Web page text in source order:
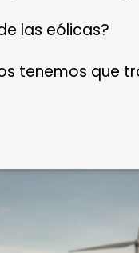
las eólicas?
tenemos que